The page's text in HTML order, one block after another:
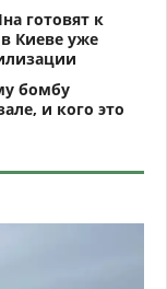
готовят к
Киеве уже
бомбу
и кого это